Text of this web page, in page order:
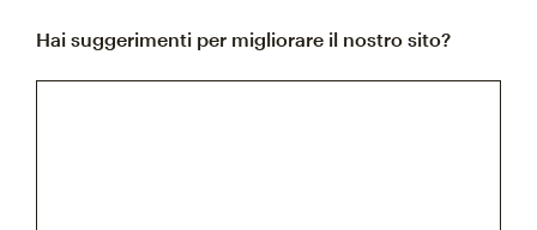
Hai suggerimenti per migliorare il nostro sito?